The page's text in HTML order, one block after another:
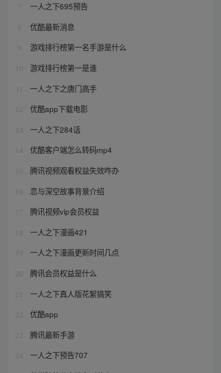
7 一人之下695预告
8 优酷最新消息
9 游戏排行榜第一名手游是什么
10 游戏排行榜第一是谁
一人之下之唐门高手
12 优酷app下载电影
13 一人之下284话
14 优酷客户端怎么转码mp4
15 腾讯视频观看权益失效咋办
16 恋与深空故事背景介绍
17 腾讯视频vip会员权益
18 一人之下漫画421
19 一人之下漫画更新时间几点
20 腾讯会员权益是什么
21 一人之下真人版花絮搞笑
22 优酷app
23 腾讯最新手游
24 一人之下预告707